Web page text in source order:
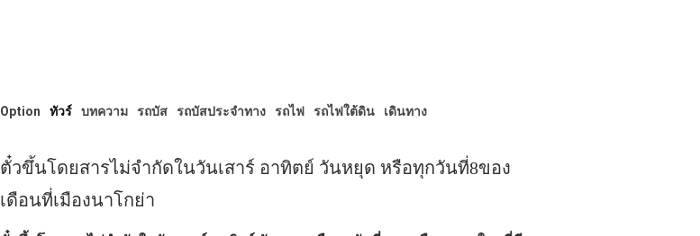
Option ทัวร์ บทความ รถบัส รถบัสประจำทาง รถไฟ รถไฟใต้ดิน เดินทาง
ตั๋วขึ้นโดยสารไม่จำกัดในวันเสาร์ อาทิตย์ วันหยุด หรือทุกวันที่8ของ
เดือนที่เมืองนาโกย่า